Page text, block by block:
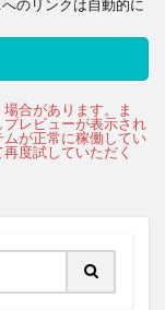
のリンクは自動的に